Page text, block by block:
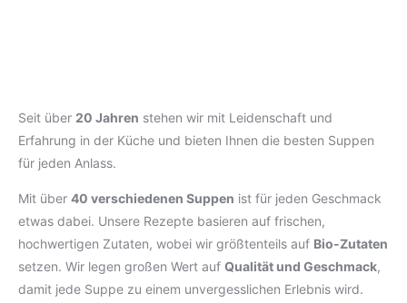
Seit über 20 Jahren stehen wir mit Leidenschaft und
Erfahrung in der Küche und bieten Ihnen die besten Suppen
für jeden Anlass.
Mit über 40 verschiedenen Suppen ist für jeden Geschmack
etwas dabei. Unsere Rezepte basieren auf frischen,
hochwertigen Zutaten, wobei wir größtenteils auf Bio-Zutaten
setzen. Wir legen großen Wert auf Qualität und Geschmack,
damit jede Suppe zu einem unvergesslichen Erlebnis wird.